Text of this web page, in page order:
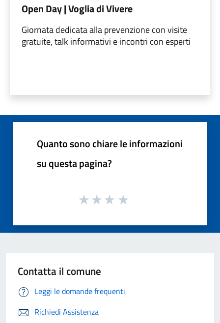
Open Day | Voglia di Vivere
Giornata dedicata alla prevenzione con visite
gratuite, talk informativi e incontri con esperti
Quanto sono chiare le informazioni
su questa pagina?
Contatta il comune
Leggi le domande frequenti
Richiedi Assistenza